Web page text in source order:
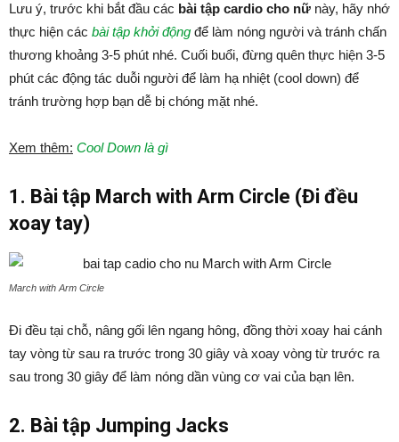
Lưu ý, trước khi bắt đầu các bài tập cardio cho nữ này, hãy nhớ
thực hiện các bài tập khởi động để làm nóng người và tránh chấn
thương khoảng 3-5 phút nhé. Cuối buổi, đừng quên thực hiện 3-5
phút các động tác duỗi người để làm hạ nhiệt (cool down) để
tránh trường hợp bạn dễ bị chóng mặt nhé.
Xem thêm: Cool Down là gì
1. Bài tập March with Arm Circle (Đi đều
xoay tay)
March with Arm Circle
Đi đều tại chỗ, nâng gối lên ngang hông, đồng thời xoay hai cánh
tay vòng từ sau ra trước trong 30 giây và xoay vòng từ trước ra
sau trong 30 giây để làm nóng dần vùng cơ vai của bạn lên.
2. Bài tập Jumping Jacks